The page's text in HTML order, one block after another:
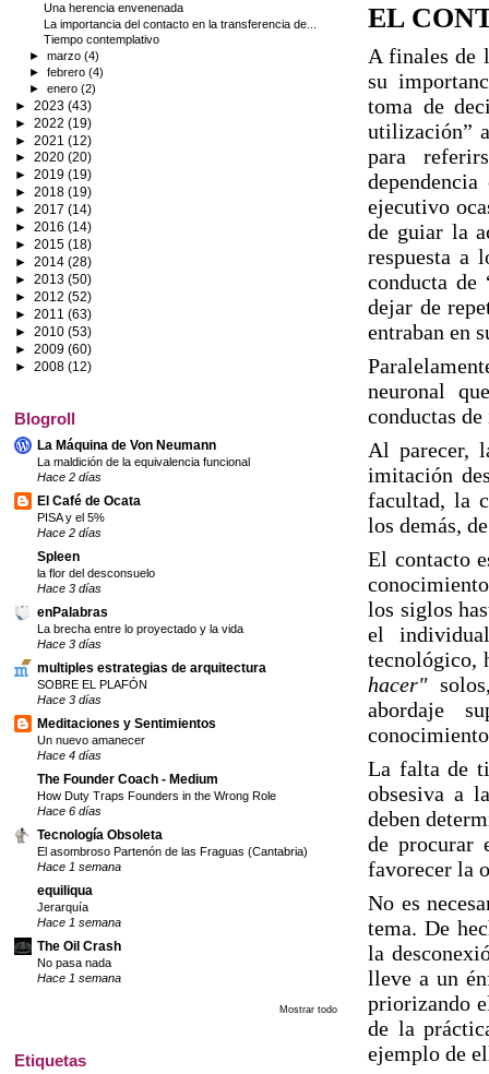
EL
A finales de
su
toma de
utilización”
para
ejecutivo
de guiar la
respuesta a
conducta de
dejar de
entraban en
neuronal
conductas
Al parecer,
imitación
facultad, la
los demás,
El contacto
los siglos
el
tecnológico,
hacer"
abordaje
La falta de
obsesiva a
deben
de procurar
favorecer la
No es
tema. De
la
lleve a un
priorizando
de la
ejemplo de
Una herencia envenenada
La importancia del contacto en la transferencia de...
Tiempo contemplativo
►marzo(4)
►febrero(4)
►enero(2)
► 2023 (43)
► 2022 (19)
► 2021 (12)
► 2020 (20)
► 2019 (19)
► 2018 (19)
► 2017 (14)
► 2016 (14)
► 2015 (18)
► 2014 (28)
► 2013 (50)
► 2012 (52)
► 2011 (63)
► 2010 (53)
► 2009 (60)
► 2008 (12)
Blogroll
La Máquina de Von Neumann
La maldición de la equivalencia funcional
Hace 2 días
El Café de Ocata
PISA y el 5%
Hace 2 días
Spleen
la flor del desconsuelo
Hace 3 días
enPalabras
La brecha entre lo proyectado y la vida
Hace 3 días
multiples estrategias de arquitectura
SOBRE EL PLAFÓN
Hace 3 días
Meditaciones y Sentimientos
Un nuevo amanecer
Hace 4 días
The Founder Coach - Medium
How Duty Traps Founders in the Wrong Role
Hace 6 días
Tecnología Obsoleta
El asombroso Partenón de las Fraguas (Cantabria)
Hace 1 semana
equiliqua
Jerarquía
Hace 1 semana
The Oil Crash
No pasa nada
Hace 1 semana
Mostrar todo
Etiquetas